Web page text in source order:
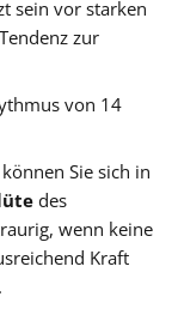
sein vor starken
zur
von 14
Sie sich in
des
wenn keine
Kraft